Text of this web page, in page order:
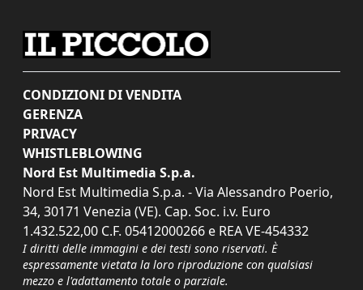
CONDIZIONI DI VENDITA
GERENZA
PRIVACY
WHISTLEBLOWING
Nord Est Multimedia S.p.a.
Nord Est Multimedia S.p.a. - Via Alessandro Poerio,
34, 30171 Venezia (VE). Cap. Soc. i.v. Euro
1.432.522,00 C.F. 05412000266 e REA VE-454332
I diritti delle immagini e dei testi sono riservati. È
espressamente vietata la loro riproduzione con qualsiasi
mezzo e l'adattamento totale o parziale.